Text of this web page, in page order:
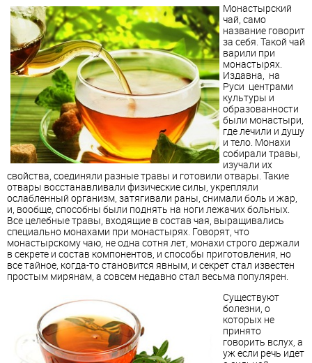
Монастырский
чай, само
название говорит
за себя. Такой чай
варили при
монастырях.
Издавна, на
Руси центрами
культуры и
образованности
были монастыри,
где лечили и душу
и тело. Монахи
собирали травы,
изучали их
свойства, соединяли разные травы и готовили отвары. Такие
отвары восстанавливали физические силы, укрепляли
ослабленный организм, затягивали раны, снимали боль и жар,
и, вообще, способны были поднять на ноги лежачих больных.
Все целебные травы, входящие в состав чая, выращивались
специально монахами при монастырях. Говорят, что
монастырскому чаю, не одна сотня лет, монахи строго держали
в секрете и состав компонентов, и способы приготовления, но
все тайное, когда-то становится явным, и секрет стал известен
простым мирянам, а совсем недавно стал весьма популярен.
Существуют
болезни, о
которых не
принято
говорить вслух, а
уж если речь идет